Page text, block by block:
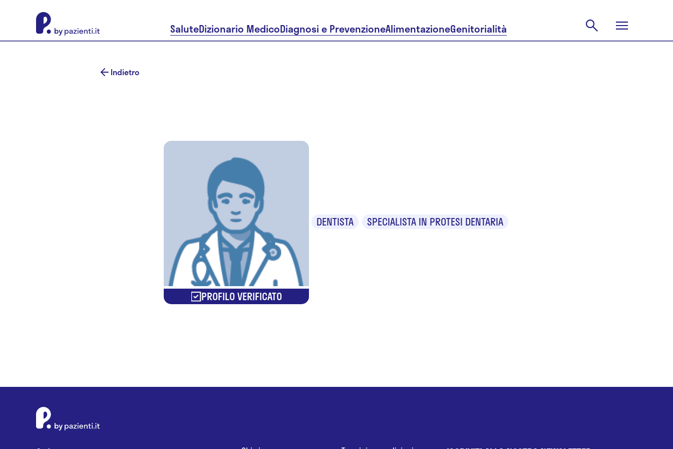
SaluteDizionario MedicoDiagnosi e PrevenzioneAlimentazioneGenitorialità
Indietro
PROFILO VERIFICATO
DENTISTA SPECIALISTA IN PROTESI DENTARIA